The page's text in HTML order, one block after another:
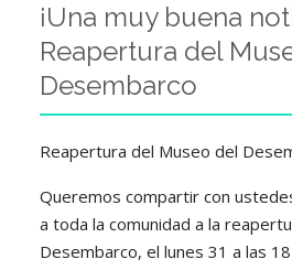
¡Una muy buena
Reapertura del
Desembarco
Reapertura del Museo del
Queremos compartir con
a toda la comunidad a la
Desembarco, el lunes 31 a las